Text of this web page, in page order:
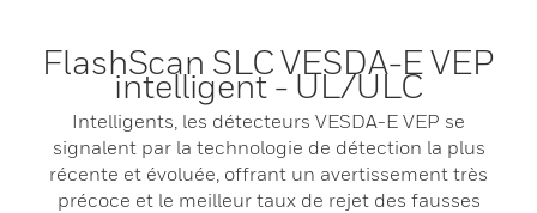
FlashScan SLC VESDA-E VEP
intelligent - UL/ULC
Intelligents, les détecteurs VESDA-E VEP se
signalent par la technologie de détection la plus
récente et évoluée, offrant un avertissement très
précoce et le meilleur taux de rejet des fausses